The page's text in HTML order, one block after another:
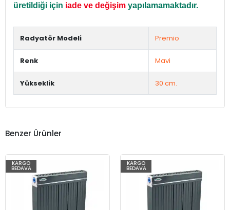
üretildiği için iade ve değişim yapılamamaktadır.
Radyatör Modeli Premio
Renk Mavi
Yükseklik 30 cm.
Benzer Ürünler
KARGO
BEDAVA
KARGO
BEDAVA